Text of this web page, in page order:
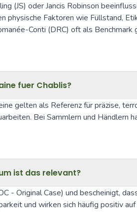
(JS) oder Jancis Robinson
physische Faktoren wie Füllstand,
Conti (DRC) oft als
fuer Chablis?
gelten als Referenz für präzise,
Bei Sammlern und
ist das relevant?
Original Case) und bescheinigt,
und wirken sich häufig positiv